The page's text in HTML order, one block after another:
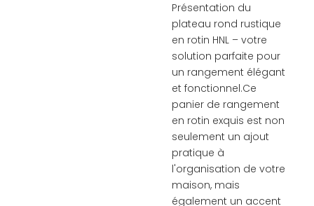
Présentation du
plateau rond rustique
en rotin HNL – votre
solution parfaite pour
un rangement élégant
et fonctionnel.Ce
panier de rangement
en rotin exquis est non
seulement un ajout
pratique à
l'organisation de votre
maison, mais
également un accent